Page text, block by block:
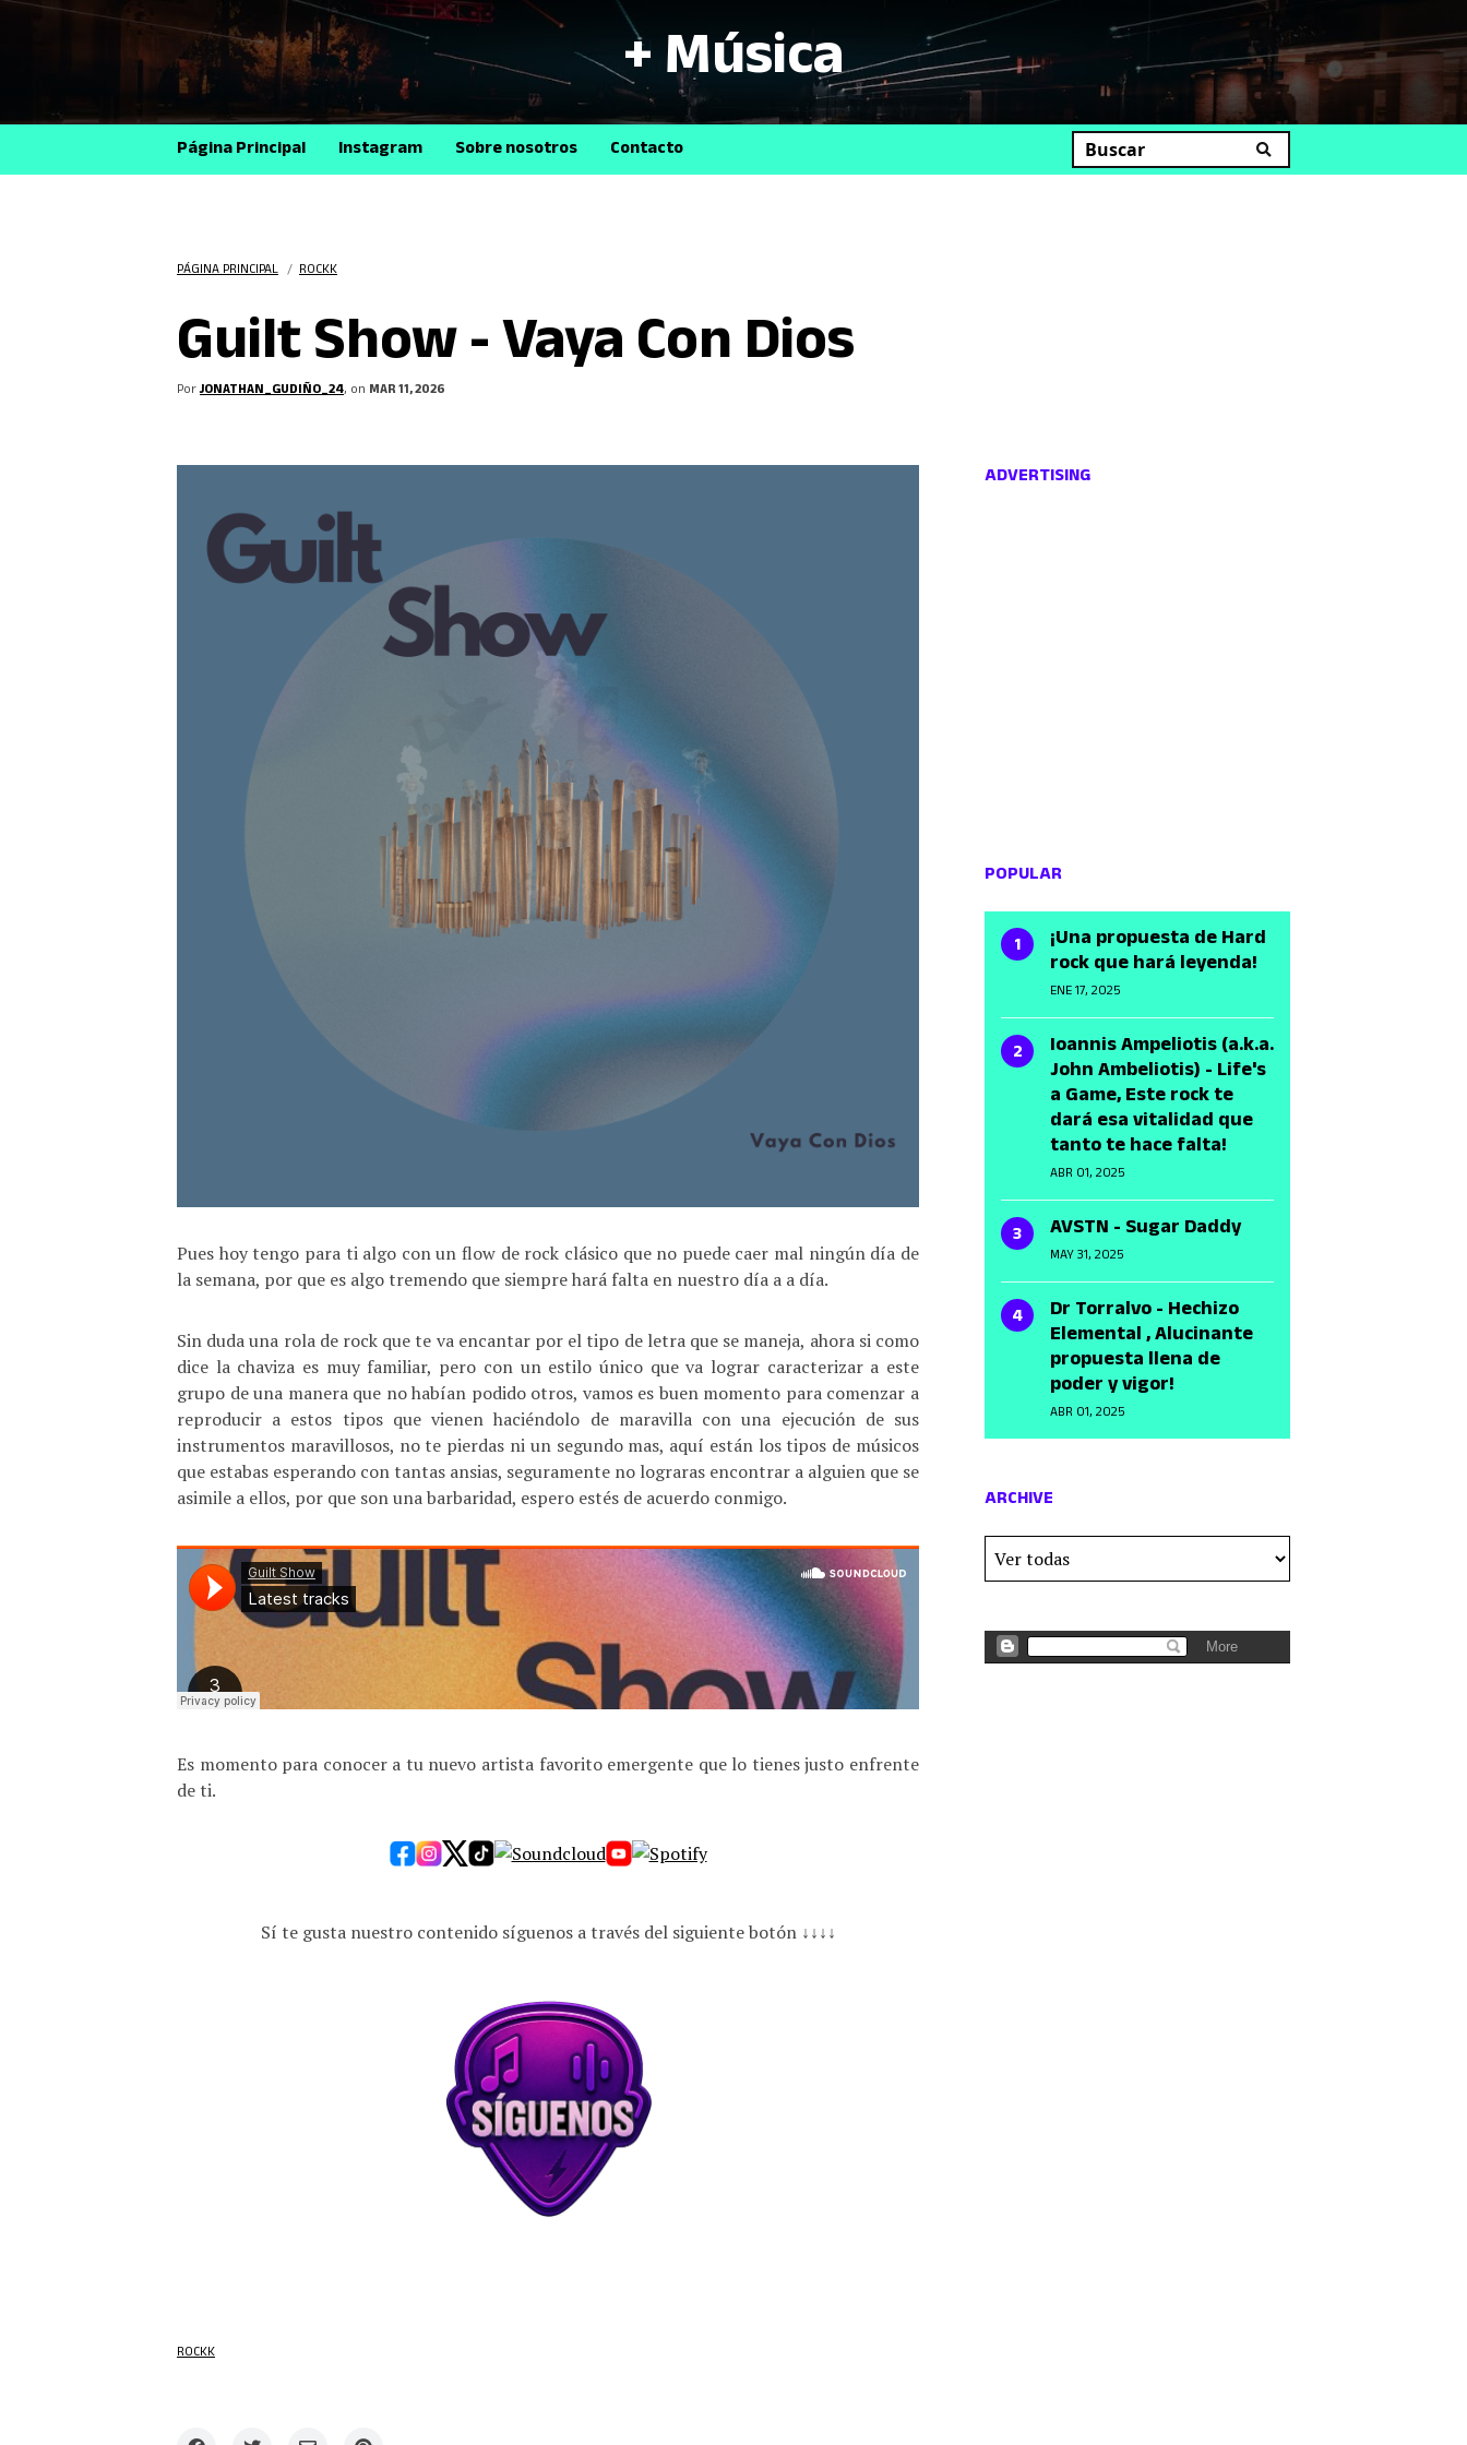
+ Música
Página Principal Instagram Sobre nosotros Contacto
PÁGINA PRINCIPAL / ROCKK
Guilt Show - Vaya Con Dios
PorJONATHAN_GUDIÑO_24, on MAR 11, 2026
Pues hoy tengo para ti algo con un flow de rock clásico que no puede caer mal ningún día de
la semana, por que es algo tremendo que siempre hará falta en nuestro día a a día.
Sin duda una rola de rock que te va encantar por el tipo de letra que se maneja, ahora si como
dice la chaviza es muy familiar, pero con un estilo único que va lograr caracterizar a este
grupo de una manera que no habían podido otros, vamos es buen momento para comenzar a
reproducir a estos tipos que vienen haciéndolo de maravilla con una ejecución de sus
instrumentos maravillosos, no te pierdas ni un segundo mas, aquí están los tipos de músicos
que estabas esperando con tantas ansias, seguramente no lograras encontrar a alguien que se
asimile a ellos, por que son una barbaridad, espero estés de acuerdo conmigo.
Es momento para conocer a tu nuevo artista favorito emergente que lo tienes justo enfrente
de ti.
Sí te gusta nuestro contenido síguenos a través del siguiente botón ↓↓↓↓
ROCKK
ADVERTISING
POPULAR
¡Una propuesta de Hard
rock que hará leyenda!
ENE 17, 2025
Ioannis Ampeliotis (a.k.a.
John Ambeliotis) - Life's
a Game, Este rock te
dará esa vitalidad que
tanto te hace falta!
ABR 01, 2025
AVSTN - Sugar Daddy
MAY 31, 2025
Dr Torralvo - Hechizo
Elemental , Alucinante
propuesta llena de
poder y vigor!
ABR 01, 2025
ARCHIVE